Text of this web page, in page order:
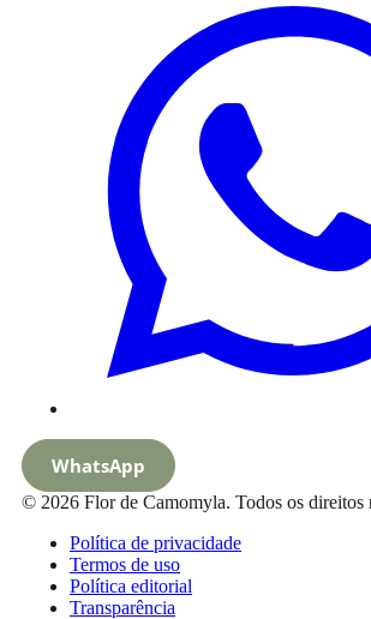
WhatsApp
© 2026 Flor de Camomyla. Todos os direitos
Política de privacidade
Termos de uso
Política editorial
Transparência